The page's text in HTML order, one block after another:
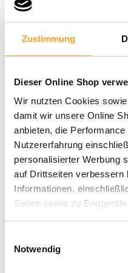
Zustimmung
Dieser Online Shop
Wir nutzten Cookies
damit wir unsere Online
anbieten, die
Nutzererfahrung
personalisierter Werbung
auf Drittseiten verbessern
Informationen,
Seiten sowie zu
Verwendung dieser
können Sie eine Auswahl
Notwendig
Niedersachsen
Nordrhein-
Rheinland-Pfalz
Saarland
Sachsen-Anhalt
Schleswig-Holstein
Thüringen
BennyBlu Klassenbibliothek
176,40 €
In den Warenkorb